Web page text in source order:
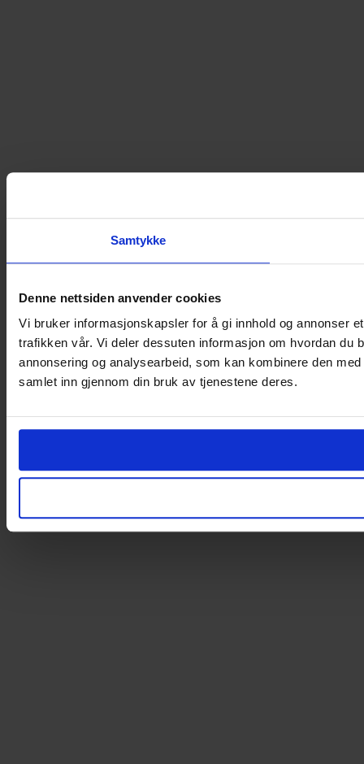
Samtykke
Denne nettsiden anvender cookies
Vi bruker informasjonskapsler for å gi innhold og annonser
trafikken vår. Vi deler dessuten informasjon om hvordan du
annonsering og analysearbeid, som kan kombinere den
samlet inn gjennom din bruk av tjenestene deres.